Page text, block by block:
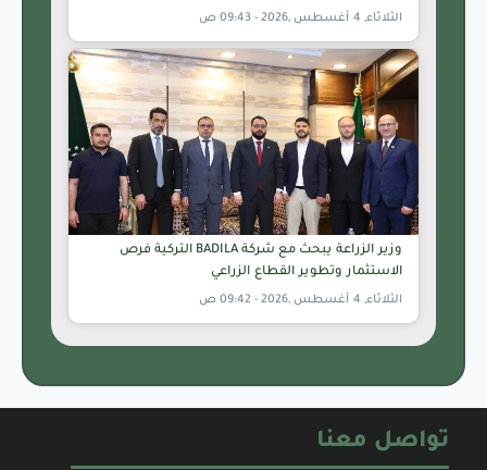
الثلاثاء, 4 أغسطس ,2026 - 09:43 ص
وزير الزراعة يبحث مع شركة BADILA التركية فرص
الاستثمار وتطوير القطاع الزراعي
الثلاثاء, 4 أغسطس ,2026 - 09:42 ص
تواصل معنا